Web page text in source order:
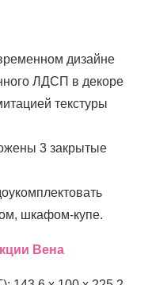
дизайне
ЛДСП в декоре
текстуры
3 закрытые
шкафом-купе.
Вена